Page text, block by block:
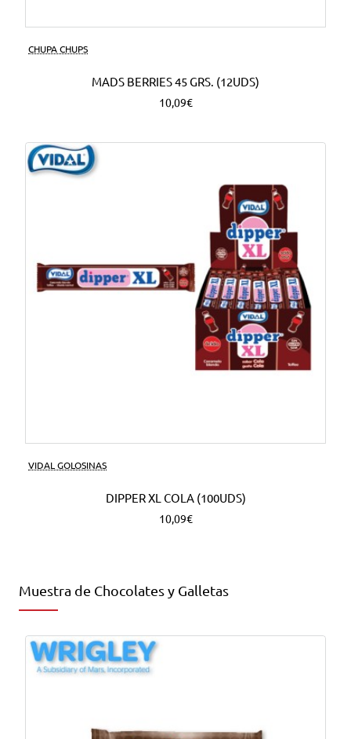
CHUPA CHUPS
MADS BERRIES 45 GRS. (12UDS)
10,09€
VIDAL GOLOSINAS
DIPPER XL COLA (100UDS)
10,09€
Muestra de Chocolates y Galletas